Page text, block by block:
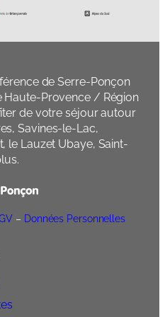
de Serre-Ponçon
Haute-Provence / Région
de votre séjour autour
Savines-le-Lac,
le Lauzet Ubaye, Saint-
– Données Personnelles